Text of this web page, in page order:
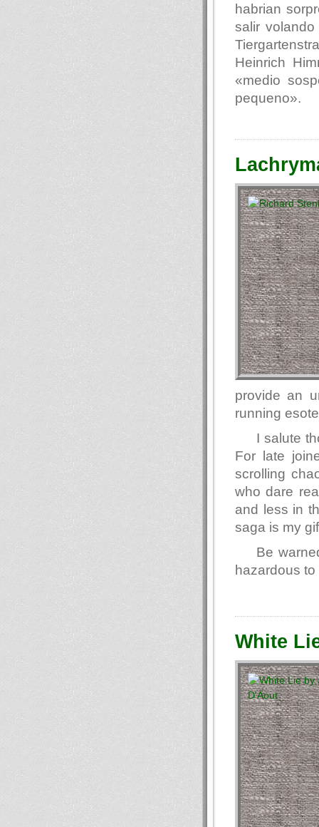
habrian
salir
Heinrich
«medio
pequeno».
provide an
running
I salute
For late
scrolling
who dare
and less in
saga is my
Be
hazardous
White